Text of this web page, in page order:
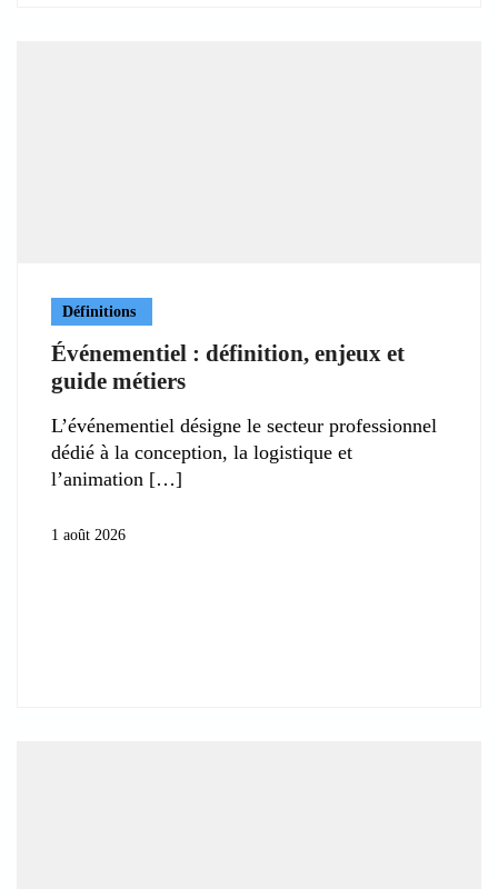
Définitions
Événementiel : définition, enjeux et
guide métiers
L’événementiel désigne le secteur professionnel
dédié à la conception, la logistique et
l’animation
1 août 2026